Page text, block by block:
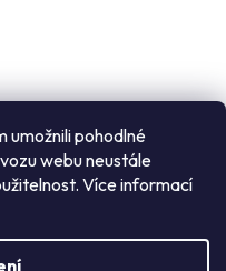
umožnili pohodlné
webu neustále
Více informací